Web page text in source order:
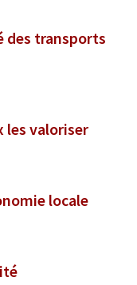
des transports
les valoriser
locale